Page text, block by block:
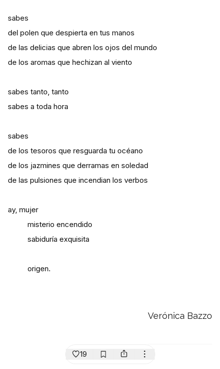
sabes
del polen que despierta en tus manos
de las delicias que abren los ojos del mundo
de los aromas que hechizan al viento
sabes tanto, tanto
sabes a toda hora
sabes
de los tesoros que resguarda tu océano
de los jazmines que derramas en soledad
de las pulsiones que incendian los verbos
ay, mujer
misterio encendido
sabiduría exquisita
origen.
Verónica Bazzo
19